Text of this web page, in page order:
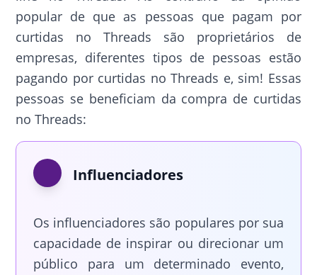
popular de que as pessoas que pagam por
curtidas no Threads são proprietários de
empresas, diferentes tipos de pessoas estão
pagando por curtidas no Threads e, sim! Essas
pessoas se beneficiam da compra de curtidas
no Threads:
Influenciadores
Os influenciadores são populares por sua
capacidade de inspirar ou direcionar um
público para um determinado evento,